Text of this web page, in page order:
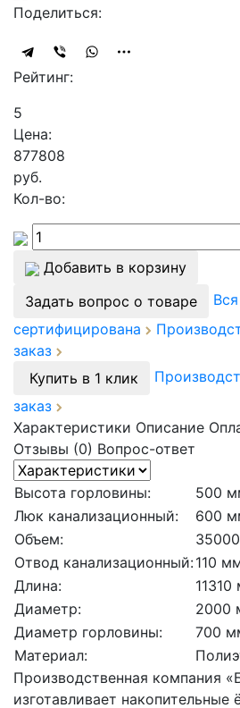
Поделиться:
Рейтинг:
5
Цена:
877808
руб.
Кол-во:
Добавить в корзину
Задать вопрос о товаре
сертифицирована
заказ
Купить в 1 клик
заказ
Характеристики Описание
Отзывы (0) Вопрос-ответ
Высота горловины:
500
Люк канализационный:
600
Объем:
Отвод канализационный:110
Длина:
11310
Диаметр:
2000
Диаметр горловины:
700
Материал:
Производственная компания
изготавливает накопительные